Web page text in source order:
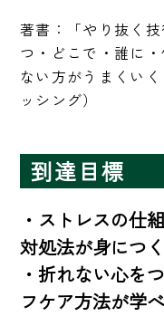
著書：「やり抜く
つ・どこで・誰に
ない方がうまくい
ッシング）
到達目標
・ストレスの仕
対処法が身につく
・折れない心を
フケア方法が学